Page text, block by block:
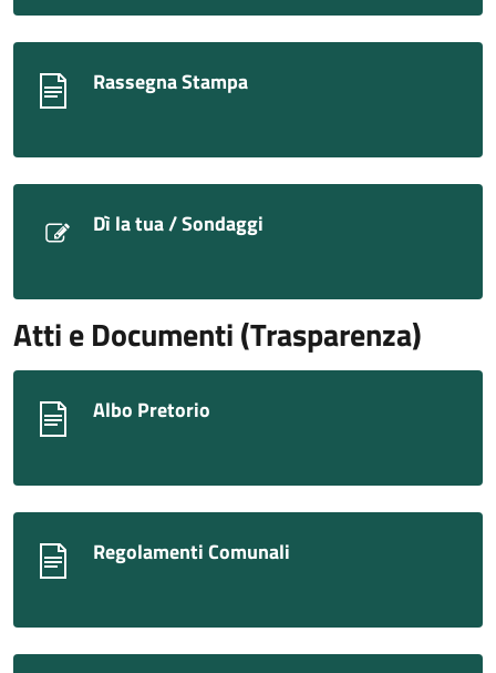
Rassegna Stampa
Dì la tua / Sondaggi
Atti e Documenti (Trasparenza)
Albo Pretorio
Regolamenti Comunali